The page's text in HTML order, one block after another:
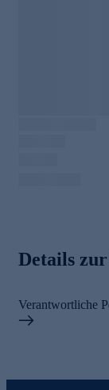
Details
Verantwortliche